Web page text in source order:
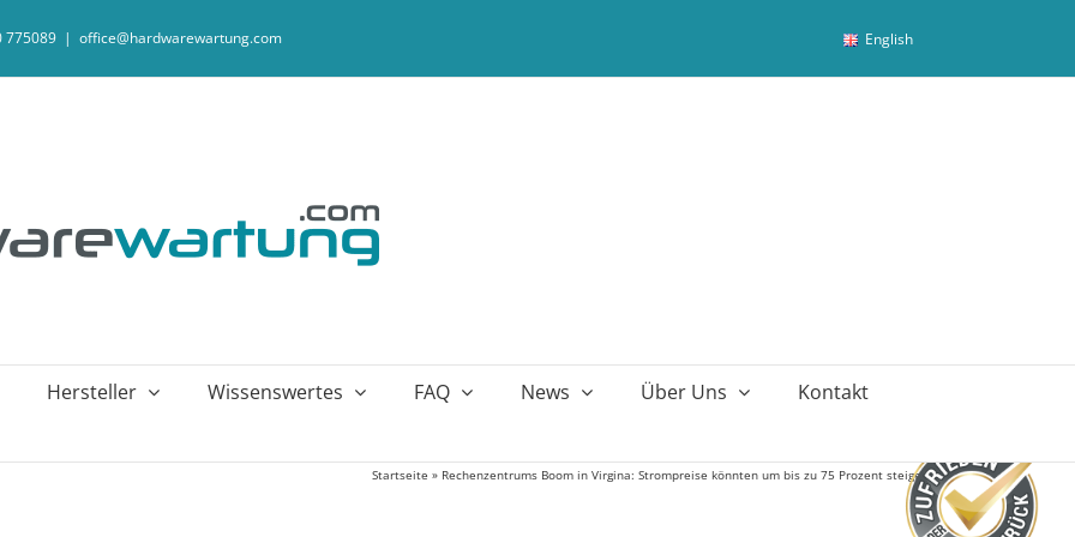
775089 | office@hardwarewartung.com English
Hersteller Wissenswertes FAQ News Über Uns Kontakt
Startseite » Rechenzentrums Boom in Virgina: Strompreise könnten um bis zu 75 Prozent steigen